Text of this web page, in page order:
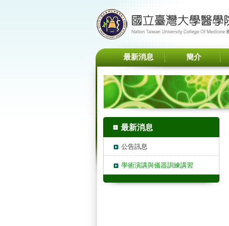
最新消息 簡介
最新消息
公告訊息
學術演講與儀器訓練講習